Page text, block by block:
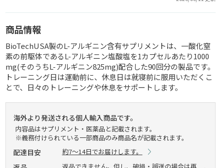
商品情報
BioTechUSA製のL-アルギニン含有サプリメントは、一酸化窒
素の前駆体であるL-アルギニン塩酸塩を1カプセルあたり1000
mg(そのうちL-アルギニン825mg)配合した90回分の製品です。
トレーニング日は運動前に、休息日は就寝前に服用いただくこ
とで、日々のトレーニングや休息をサポートします。
海外より発送される個人輸入商品です。
内容品はサプリメント・医薬品と記載されます。
※義務付けられている一部商品のみ商品名が記載されます。
配達目安 約7～14日でお届けします。